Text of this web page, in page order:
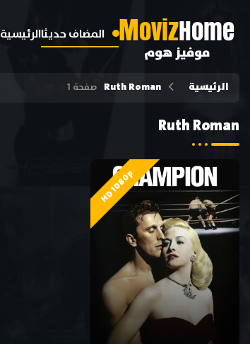
MovizHome
موفيز هوم
المضاف حديثاالرئيسية
الرئيسية Ruth Roman صفحة 1
Ruth Roman
HD 1080p